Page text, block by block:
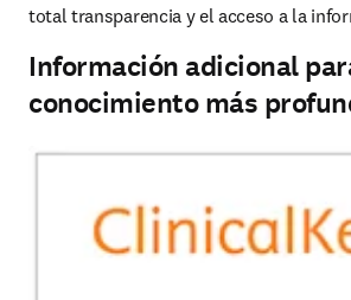
total transparencia y el acceso a la
Información adicional
conocimiento más